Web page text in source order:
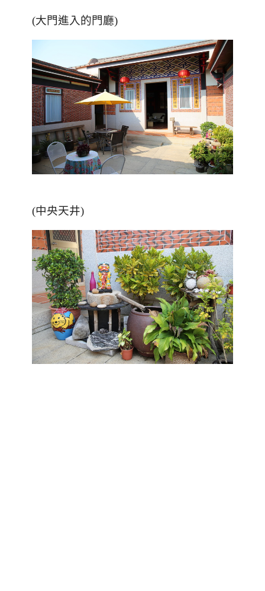
(大門進入的門廳)
(中央天井)